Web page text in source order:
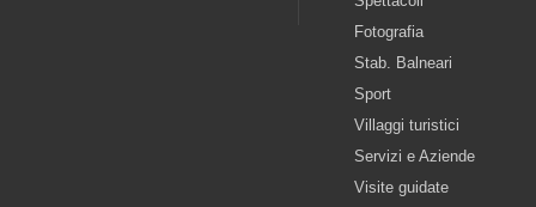
Fotografia
Stab. Balneari
Sport
Villaggi turistici
Servizi e Aziende
Visite guidate